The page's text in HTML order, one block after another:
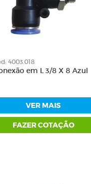
4003.018
em L 3/8 X 8 Azul
VER MAIS
FAZER COTAÇÃO